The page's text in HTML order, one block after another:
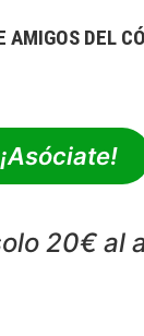
AMIGOS DEL
¡Asóciate!
20€ al